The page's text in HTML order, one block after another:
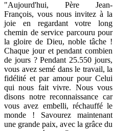
"Aujourd'hui, Père Jean-
François, vous nous invitez à la
joie en regardant votre long
chemin de service parcouru pour
la gloire de Dieu, noble tâche !
Chaque jour et pendant combien
de jours ? Pendant 25.550 jours,
vous avez semé dans le travail, la
fidélité et par amour pour Celui
qui nous fait vivre. Nous vous
disons notre reconnaissance car
vous avez embelli, réchauffé le
monde ! Savourez maintenant
une grande paix, avec la grâce du